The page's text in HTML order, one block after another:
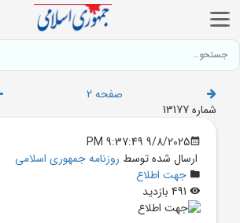
صفحه 2
شماره 13177
9/8/2025 9:37:49 PM
ارسال شده توسط روزنامه جمهوری اسلامی
جهت اطلاع